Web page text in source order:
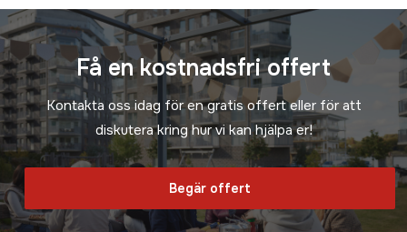
Få en kostnadsfri offert
Kontakta oss idag för en gratis offert eller för att
diskutera kring hur vi kan hjälpa er!
Begär offert